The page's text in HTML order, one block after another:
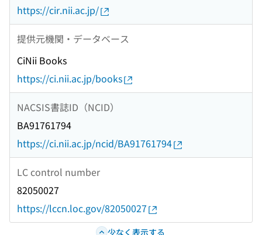
https://cir.nii.ac.jp/
提供元機関・データベース
CiNii Books
https://ci.nii.ac.jp/books
NACSIS書誌ID（NCID）
BA91761794
https://ci.nii.ac.jp/ncid/BA91761794
LC control number
82050027
https://lccn.loc.gov/82050027
少なく表示する